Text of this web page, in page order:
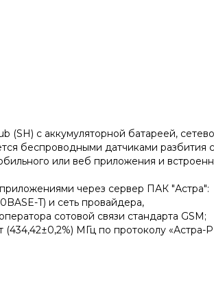
(SH) с аккумуляторной батареей,
беспроводными датчиками разбития
или веб приложения и
через сервер ПАК "Астра":
T) и сеть провайдера,
сотовой связи стандарта GSM;
МГц по протоколу